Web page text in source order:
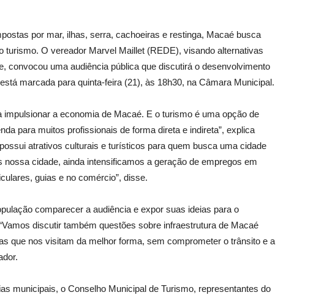
por mar, ilhas, serra, cachoeiras e restinga, Macaé busca
turismo. O vereador Marvel Maillet (REDE), visando alternativas
convocou uma audiência pública que discutirá o desenvolvimento
marcada para quinta-feira (21), às 18h30, na Câmara Municipal.
a economia de Macaé. E o turismo é uma opção de
para muitos profissionais de forma direta e indireta”, explica
atrativos culturais e turísticos para quem busca uma cidade
nossa cidade, ainda intensificamos a geração de empregos em
guias e no comércio”, disse.
comparecer a audiência e expor suas ideias para o
discutir também questões sobre infraestrutura de Macaé
que nos visitam da melhor forma, sem comprometer o trânsito e a
municipais, o Conselho Municipal de Turismo, representantes do